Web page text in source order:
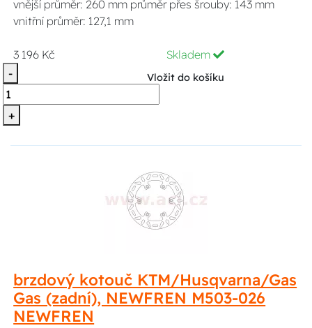
vnější průměr: 260 mm průměr přes šrouby: 143 mm
vnitřní průměr: 127,1 mm
3 196 Kč
Skladem
-
+
Vložit do košíku
brzdový kotouč KTM/Husqvarna/Gas
Gas (zadní), NEWFREN M503-026
NEWFREN